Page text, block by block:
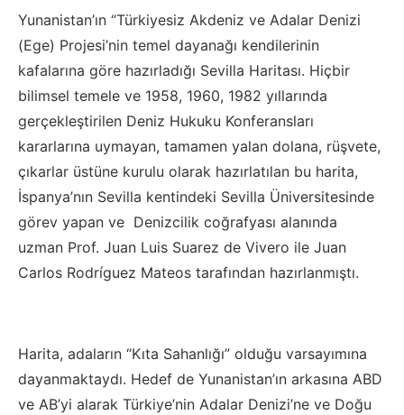
Yunanistan’ın “Türkiyesiz Akdeniz ve Adalar Denizi
(Ege) Projesi’nin temel dayanağı kendilerinin
kafalarına göre hazırladığı Sevilla Haritası. Hiçbir
bilimsel temele ve 1958, 1960, 1982 yıllarında
gerçekleştirilen Deniz Hukuku Konferansları
kararlarına uymayan, tamamen yalan dolana, rüşvete,
çıkarlar üstüne kurulu olarak hazırlatılan bu harita,
İspanya’nın Sevilla kentindeki Sevilla Üniversitesinde
görev yapan ve Denizcilik coğrafyası alanında
uzman Prof. Juan Luis Suarez de Vivero ile Juan
Carlos Rodríguez Mateos tarafından hazırlanmıştı.
Harita, adaların “Kıta Sahanlığı” olduğu varsayımına
dayanmaktaydı. Hedef de Yunanistan’ın arkasına ABD
ve AB’yi alarak Türkiye’nin Adalar Denizi’ne ve Doğu